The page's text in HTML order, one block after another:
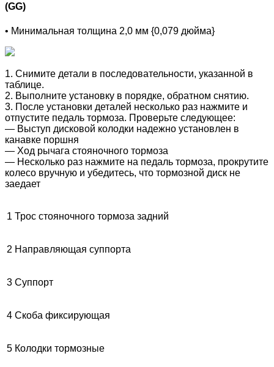
(GG)
• Минимальная толщина 2,0 мм {0,079 дюйма}
1. Снимите детали в последовательности, указанной в
таблице.
2. Выполните установку в порядке, обратном снятию.
3. После установки деталей несколько раз нажмите и
отпустите педаль тормоза. Проверьте следующее:
― Выступ дисковой колодки надежно установлен в
канавке поршня
― Ход рычага стояночного тормоза
― Несколько раз нажмите на педаль тормоза, прокрутите
колесо вручную и убедитесь, что тормозной диск не
заедает
1 Трос стояночного тормоза задний
2 Направляющая суппорта
3 Суппорт
4 Скоба фиксирующая
5 Колодки тормозные